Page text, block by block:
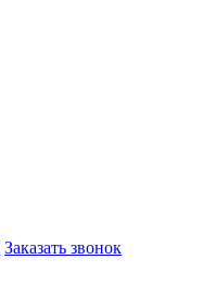
Заказать звонок